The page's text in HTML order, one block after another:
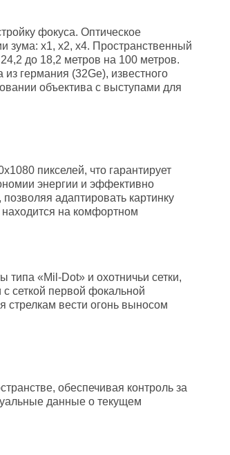
фокуса. Оптическое
зума: x1, x2, x4. Пространственный
до 18,2 метров на 100 метров.
германия (32Ge), известного
объектива с выступами для
пикселей, что гарантирует
энергии и эффективно
адаптировать картинку
на комфортном
«Mil-Dot» и охотничьи сетки,
сеткой первой фокальной
стрелкам вести огонь выносом
обеспечивая контроль за
данные о текущем